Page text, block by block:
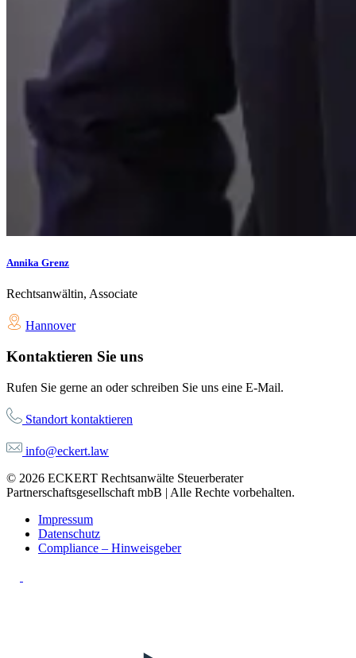
Annika Grenz
Rechtsanwältin, Associate
Hannover
Kontaktieren Sie uns
Rufen Sie gerne an oder schreiben Sie uns eine E-Mail.
Standort kontaktieren
info@eckert.law
© 2026 ECKERT Rechtsanwälte Steuerberater
Partnerschaftsgesellschaft mbB | Alle Rechte vorbehalten.
Impressum
Datenschutz
Compliance – Hinweisgeber